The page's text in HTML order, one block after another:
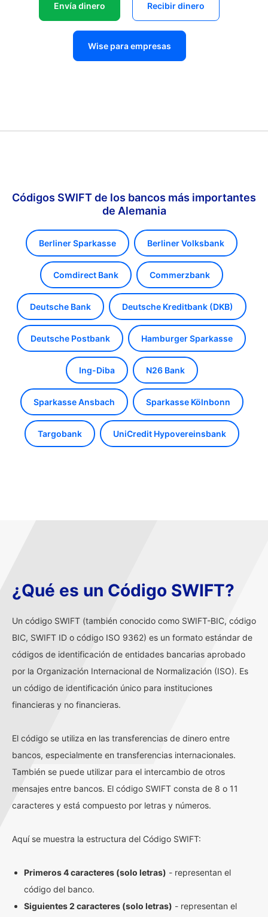
Envía dinero Recibir dinero
Wise para empresas
Códigos SWIFT de los bancos más importantes
de Alemania
Berliner Sparkasse Berliner Volksbank
Comdirect Bank Commerzbank
Deutsche Bank Deutsche Kreditbank (DKB)
Deutsche Postbank Hamburger Sparkasse
Ing-Diba N26 Bank
Sparkasse Ansbach Sparkasse Kölnbonn
Targobank UniCredit Hypovereinsbank
¿Qué es un Código SWIFT?
Un código SWIFT (también conocido como SWIFT-BIC, código
BIC, SWIFT ID o código ISO 9362) es un formato estándar de
códigos de identificación de entidades bancarias aprobado
por la Organización Internacional de Normalización (ISO). Es
un código de identificación único para instituciones
financieras y no financieras.
El código se utiliza en las transferencias de dinero entre
bancos, especialmente en transferencias internacionales.
También se puede utilizar para el intercambio de otros
mensajes entre bancos. El código SWIFT consta de 8 o 11
caracteres y está compuesto por letras y números.
Aquí se muestra la estructura del Código SWIFT:
Primeros 4 caracteres (solo letras) - representan el
código del banco.
Siguientes 2 caracteres (solo letras) - representan el